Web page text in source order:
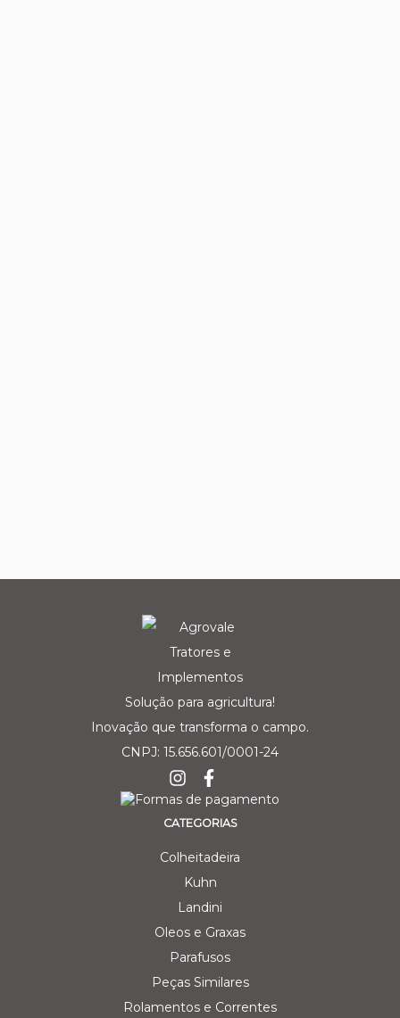
Solução para agricultura!
Inovação que transforma o campo.
CNPJ: 15.656.601/0001-24
CATEGORIAS
Colheitadeira
Kuhn
Landini
Oleos e Graxas
Parafusos
Peças Similares
Rolamentos e Correntes